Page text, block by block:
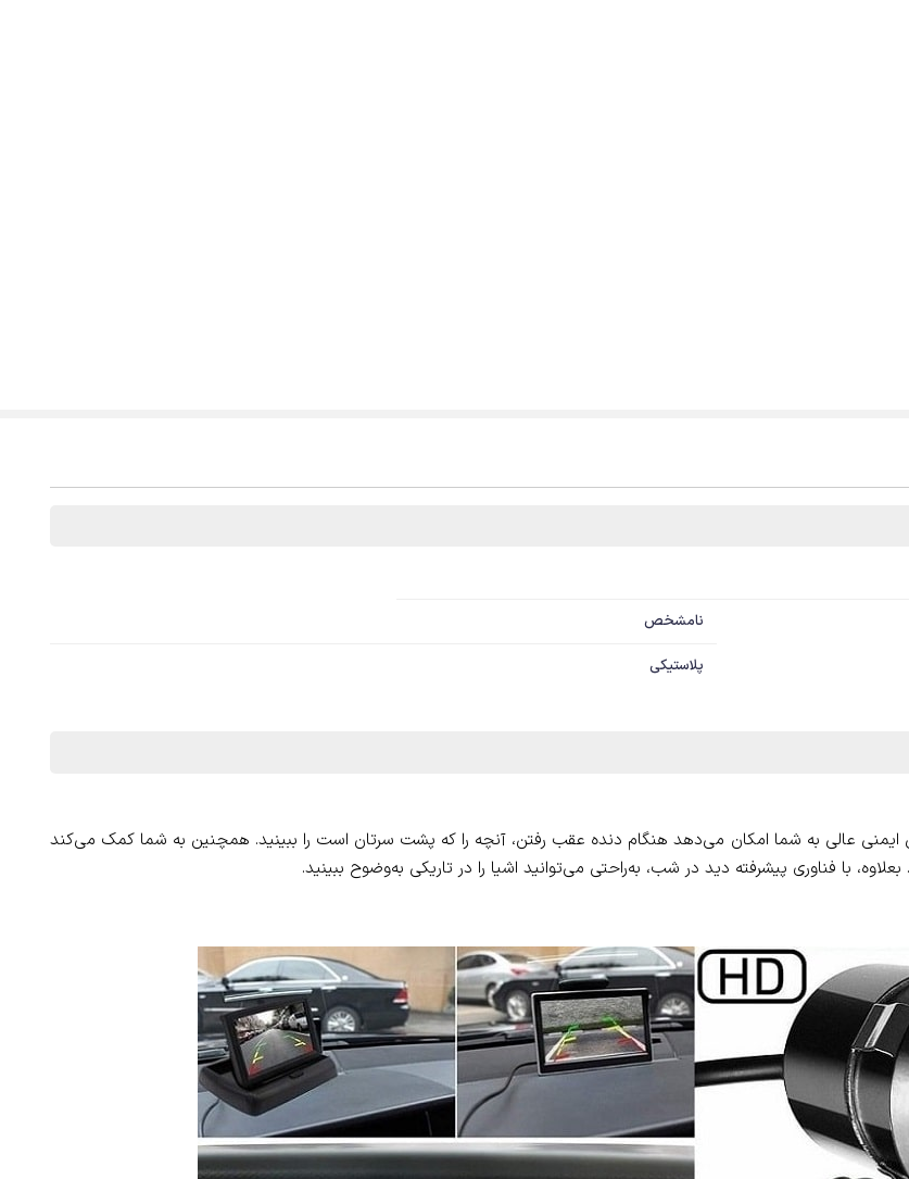
نامشخص
پلاستیکی
ایمنی عالی به شما امکان می‌دهد هنگام دنده عقب رفتن، آنچه را که پشت سرتان است را ببینید. همچنین به شما کمک می‌کند
با فناوری پیشرفته دید در شب، به‌راحتی می‌توانید اشیا را در تاریکی به‌وضوح ببینید.